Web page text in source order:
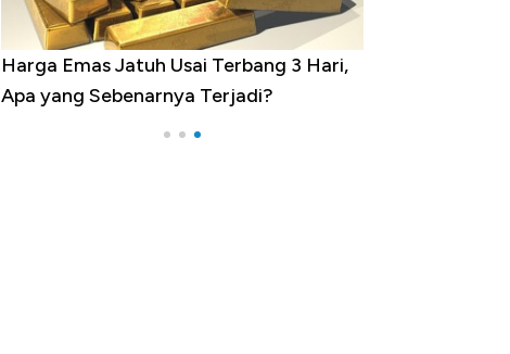
Harga Emas Jatuh Usai Terbang 3 Hari,
Apa yang Sebenarnya Terjadi?